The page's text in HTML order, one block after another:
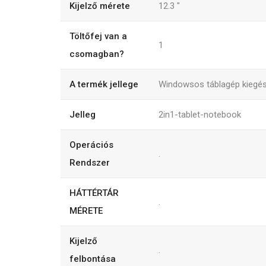
Kijelző mérete 12.3 "
Töltőfej van a
csomagban?
1
A termék jellege Windowsos táblagép
Jelleg 2in1-tablet-notebook
Operációs
Rendszer
.
HÁTTÉRTÁR
MÉRETE
.
Kijelző
felbontása
.